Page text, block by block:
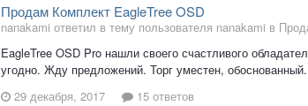
Продам Комплект EagleTree OSD
nanakami ответил в тему пользователя nanakami в
EagleTree OSD Pro нашли своего счастливого
угодно. Жду предложений. Торг уместен,
29 декабря, 2017
15 ответов